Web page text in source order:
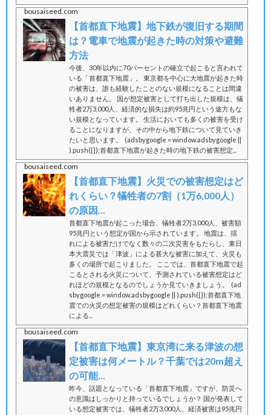
bousaiseed.com
【首都直下地震】地下鉄が復旧する期間
は？電車で地震が起きた時の対策や避難
方法
今後、30年以内に70パーセントの確立で起こると言われて
いる「首都直下地震」。 東京都を中心に大地震が起きた時
の被害は、誰も経験したことのない規模になることは間違
いありません。 国が想定被害として打ち出した規模は、犠
牲者2万3,000人、経済的な損失は約95兆円という途方もな
い規模となっています。 生活においても多くの被害を受け
ることになりますが、その中から地下鉄について見ていき
たいと思います。 (adsbygoogle = window.adsbygoogle ||
).push({});首都直下地震が起きた時の地下鉄の被害想定...
bousaiseed.com
【首都直下地震】火災での被害想定はど
れくらい？犠牲者の7割（1万6,000人）
の原因...
首都直下地震が起こった場合、犠牲者2万3,000人、被害額
95兆円という想定が国から示されています。 地震は、揺
れによる被害だけでなく数々の二次災害をもたらし、東日
本大震災では「津波」による甚大な被害に加えて、火災も
多くの場所で起こりました。 ここでは、首都直下地震で起
こるとされる火災について、予測されている被害想定はど
れほどの規模となるのでしょうか見ていきましょう。 (ad
sbygoogle = window.adsbygoogle || ).push({});首都直下地
震での火災の想定被害の規模はどれくらい？首都直下地震
による...
bousaiseed.com
【首都直下地震】東京湾に来る津波の想
定被害は何メートル？千葉では20m超え
の可能...
昨今、話題となっている「首都直下地震」ですが、防災へ
の意識はしっかりと持っているでしょうか？ 国が発表して
いる想定被害では、犠牲者2万3,000人、経済被害は95兆円